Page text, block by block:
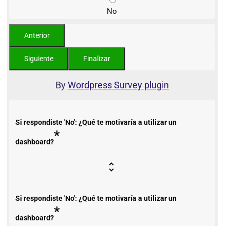
No
ByWordpress Survey plugin
Si respondiste 'No': ¿Qué te motivaría a utilizar un
dashboard?*
Si respondiste 'No': ¿Qué te motivaría a utilizar un
dashboard?*